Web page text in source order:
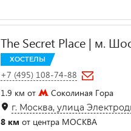
The Secret Place | м.
ХОСТЕЛЫ
+7 (495) 108-74-88
1.9 км от
Соколиная Гора
г. Москва, улица
8 км от центра МОСКВА